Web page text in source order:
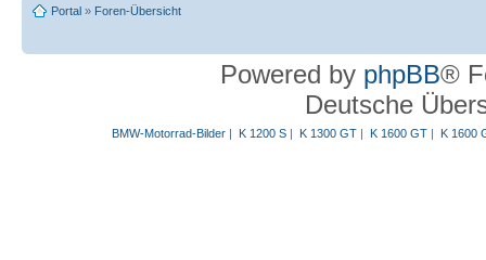
Portal » Foren-Übersicht
Powered by phpBB®
Deutsche
BMW-Motorrad-Bilder| K 1200 S| K 1300 GT| K 1600 GT| K 1600